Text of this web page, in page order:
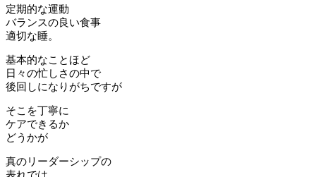
定期的な運動
バランスの良い食事
適切な睡。
基本的なことほど
日々の忙しさの中で
後回しになりがちですが
そこを丁寧に
ケアできるか
どうかが
真のリーダーシップの